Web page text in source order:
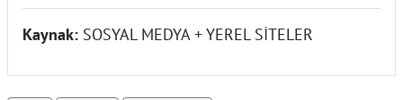
Kaynak: SOSYAL MEDYA + YEREL SİTELER